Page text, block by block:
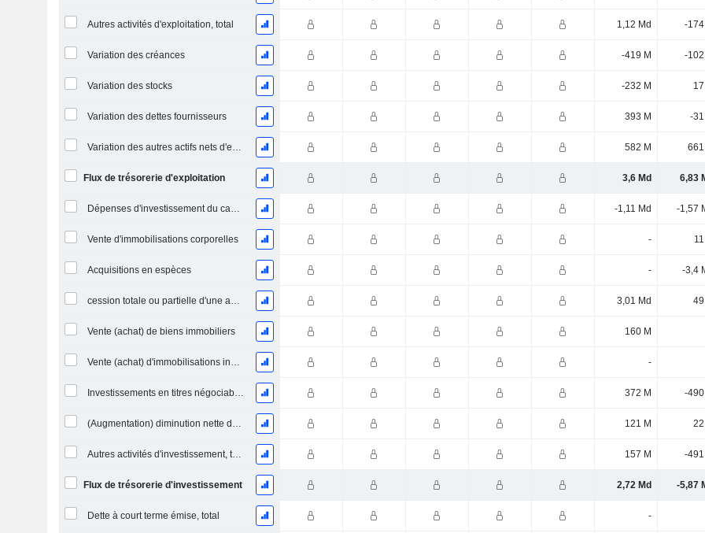
Autres activités d'exploitation, total 1,12 Md -174
Variation des créances -419 M -102
Variation des stocks -232 M
Variation des dettes fournisseurs 393 M -31
Variation des autres actifs nets d'exploitation 582 M 661
Flux de trésorerie d'exploitation 3,6 Md 6,83
Dépenses d'investissement du capital (CAPEX) -1,11 Md -1,57
Vente d'immobilisations corporelles -
Acquisitions en espèces - -3,4
cession totale ou partielle d'une activité 3,01 Md 49
Vente (achat) de biens immobiliers 160 M
Vente (achat) d'immobilisations incorporelles -
Investissements en titres négociables et en actions, total 372 M -490
(Augmentation) diminution nette des prêts accordés / vendus - Investissements 121 M 22
Autres activités d'investissement, total 157 M -491
Flux de trésorerie d'investissement 2,72 Md -5,87
Dette à court terme émise, total -